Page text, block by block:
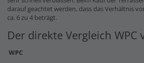
darauf geachtet werden, dass das Verhältnis
ca. 6 zu 4 beträgt.
Der direkte Vergleich WPC
WPC